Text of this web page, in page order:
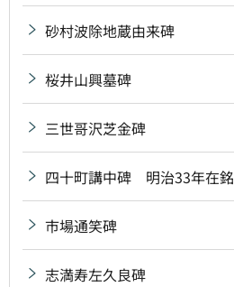
砂村波除地蔵由来碑
桜井山興墓碑
三世哥沢芝金碑
四十町講中碑 明治33年在銘
市場通笑碑
志満寿左久良碑